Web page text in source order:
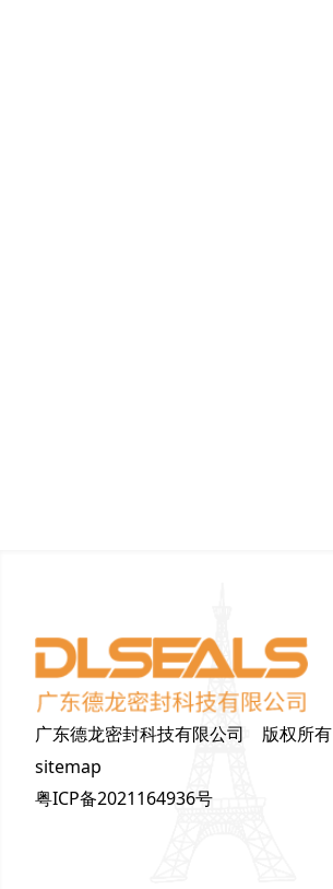
广东德龙密封科技有限公司 版权所有
sitemap
粤ICP备2021164936号